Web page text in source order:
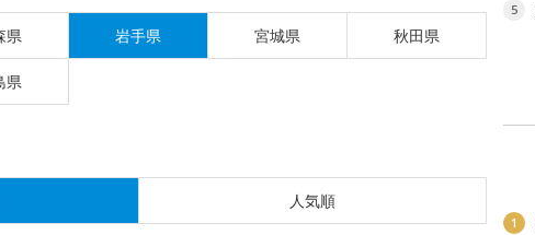
県 岩手県 宮城県 秋田県
県
人気順
5
1